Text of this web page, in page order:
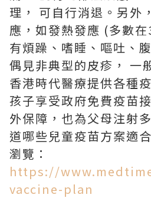
理， 可自行消退。另外
應，如發熱發應 (多數
有煩躁、嗜睡、嘔吐、
偶見非典型的皮疹， 一
香港時代醫療提供各種
孩子享受政府免費疫苗
外保障，也為父母注射
道哪些兒童疫苗方案適
瀏覽：
https://
vaccine-plan